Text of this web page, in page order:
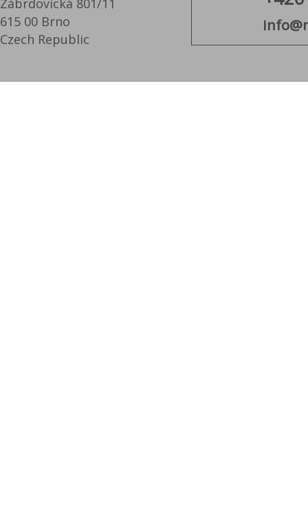
Zábrdovická 801/11
615 00 Brno
Czech Republic